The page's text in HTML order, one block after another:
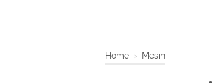
Home › Mesin